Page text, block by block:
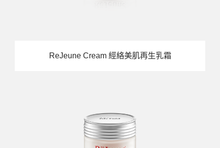
ReJeune Cream 經絡美肌再生乳霜